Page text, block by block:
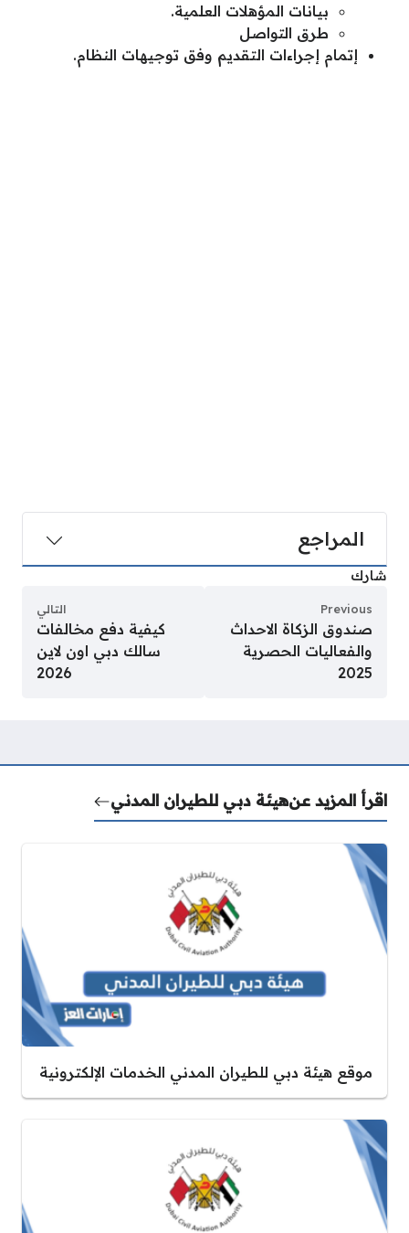
بيانات المؤهلات العلمية.
طرق التواصل
إتمام إجراءات التقديم وفق توجيهات النظام.
المراجع
شارك
Previous
صندوق الزكاة الاحداث
والفعاليات الحصرية
2025
التالي
كيفية دفع مخالفات
سالك دبي اون لاين
2026
اقرأ المزيد عنهيئة دبي للطيران المدني
موقع هيئة دبي للطيران المدني الخدمات الإلكترونية